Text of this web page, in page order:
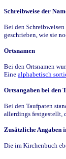
Schreibweise der
Bei den
geschrieben, wie sie
Ortsnamen
Bei den Ortsnamen
Eine alphabetisch
Ortsangaben bei den
Bei den Taufpaten
allerdings festgestellt,
Zusätzliche Angaben
Die im Kirchenbuch